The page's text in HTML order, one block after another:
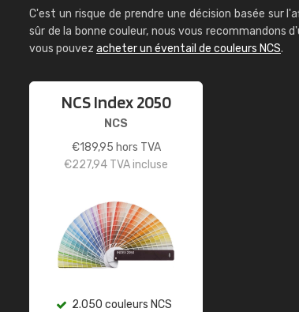
C'est un risque de prendre une décision basée sur
sûr de la bonne couleur, nous vous recommandons
vous pouvez acheter un éventail de couleurs NCS.
NCS Index 2050
NCS
€189,95 hors TVA
€227,94 TVA incluse
2.050 couleurs NCS